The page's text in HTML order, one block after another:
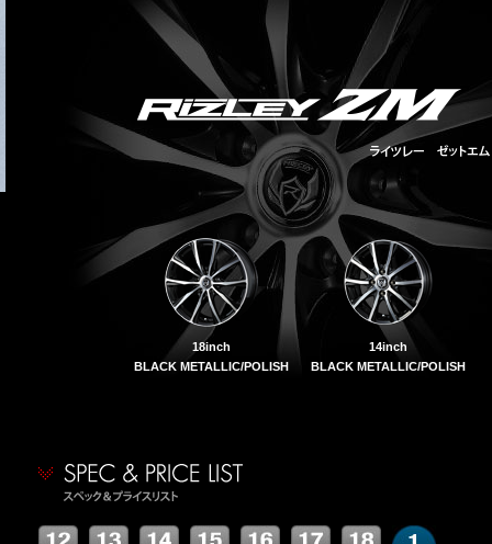
18inch
BLACK METALLIC/POLISH
14inch
BLACK METALLIC/POLISH